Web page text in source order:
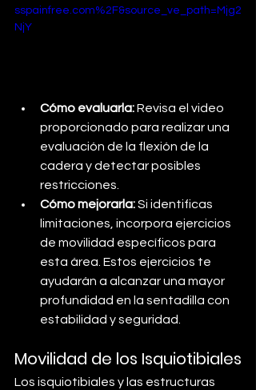
sspainfree.com%2F&source_ve_path=Mjg2
NjY
Cómo evaluarla: Revisa el video
proporcionado para realizar una
evaluación de la flexión de la
cadera y detectar posibles
restricciones.
Cómo mejorarla: Si identificas
limitaciones, incorpora ejercicios
de movilidad específicos para
esta área. Estos ejercicios te
ayudarán a alcanzar una mayor
profundidad en la sentadilla con
estabilidad y seguridad.
Movilidad de los Isquiotibiales
Los isquiotibiales y las estructuras